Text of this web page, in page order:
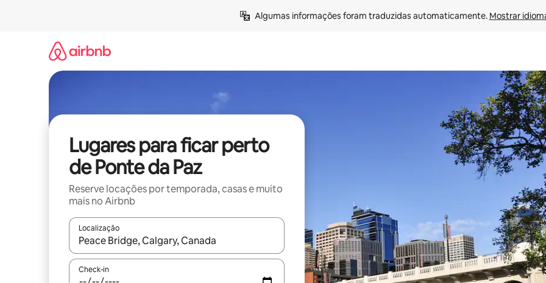
Algumas informações foram traduzidas automaticamente. Mostrar
Lugares para ficar perto
de Ponte da Paz
Reserve locações por temporada, casas e muito
mais no Airbnb
Localização
Quando os resultados estiverem disponíveis, explore-os usando as seta para cima e para baixo do teclado ou tocando
Check-in